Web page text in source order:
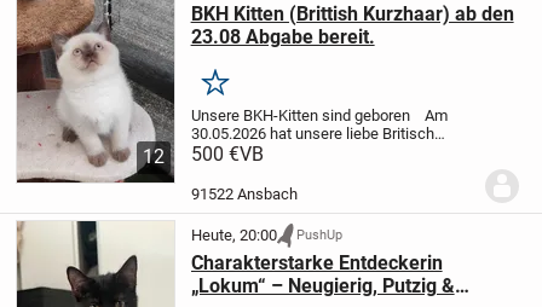
12
BKH Kitten (Brittish Kurzhaar) ab den
23.08 Abgabe bereit.
Merken
Unsere BKH-Kitten sind geboren
Am
30.05.2026 hat unsere liebe Britisch
Kurzhaar Katze aus Privatzucht
gebracht.Wurf: übrig sind :
500 €VB
91522 Ansbach
Heute, 20:00 PushUp
Charakterstarke Entdeckerin
„Lokum“ – Neugierig, Putzig &